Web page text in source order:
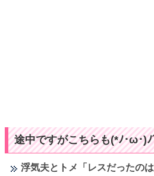
途中ですがこちらも(*ﾉ･ω･)
浮気夫とトメ「レスだったの